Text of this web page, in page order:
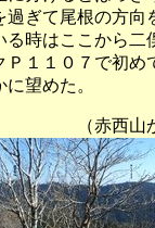
過ぎて尾根の方
る時はここから
Ｐ１１０７で初
望めた。
これから